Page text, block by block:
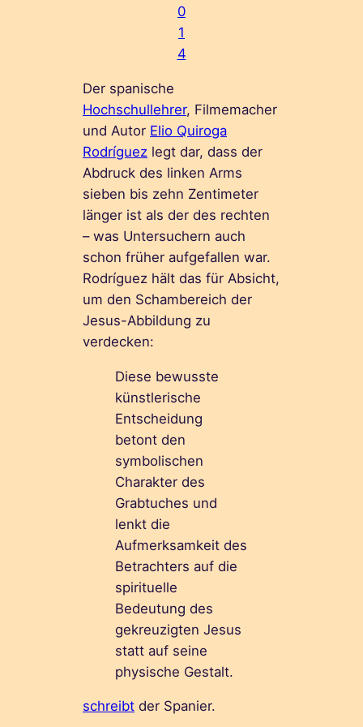
0
1
4
Der spanische
Hochschullehrer, Filmemacher
und Autor Elio Quiroga
Rodríguez legt dar, dass der
Abdruck des linken Arms
sieben bis zehn Zentimeter
länger ist als der des rechten
– was Untersuchern auch
schon früher aufgefallen war.
Rodríguez hält das für Absicht,
um den Schambereich der
Jesus-Abbildung zu
verdecken:
Diese bewusste
künstlerische
Entscheidung
betont den
symbolischen
Charakter des
Grabtuches und
lenkt die
Aufmerksamkeit des
Betrachters auf die
spirituelle
Bedeutung des
gekreuzigten Jesus
statt auf seine
physische Gestalt.
schreibt der Spanier.